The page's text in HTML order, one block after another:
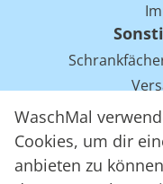
WaschMal
Cookies, um dir
anbieten zu
Einsparpotentiale für